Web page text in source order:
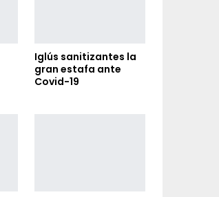
Iglús sanitizantes la
gran estafa ante
Covid-19